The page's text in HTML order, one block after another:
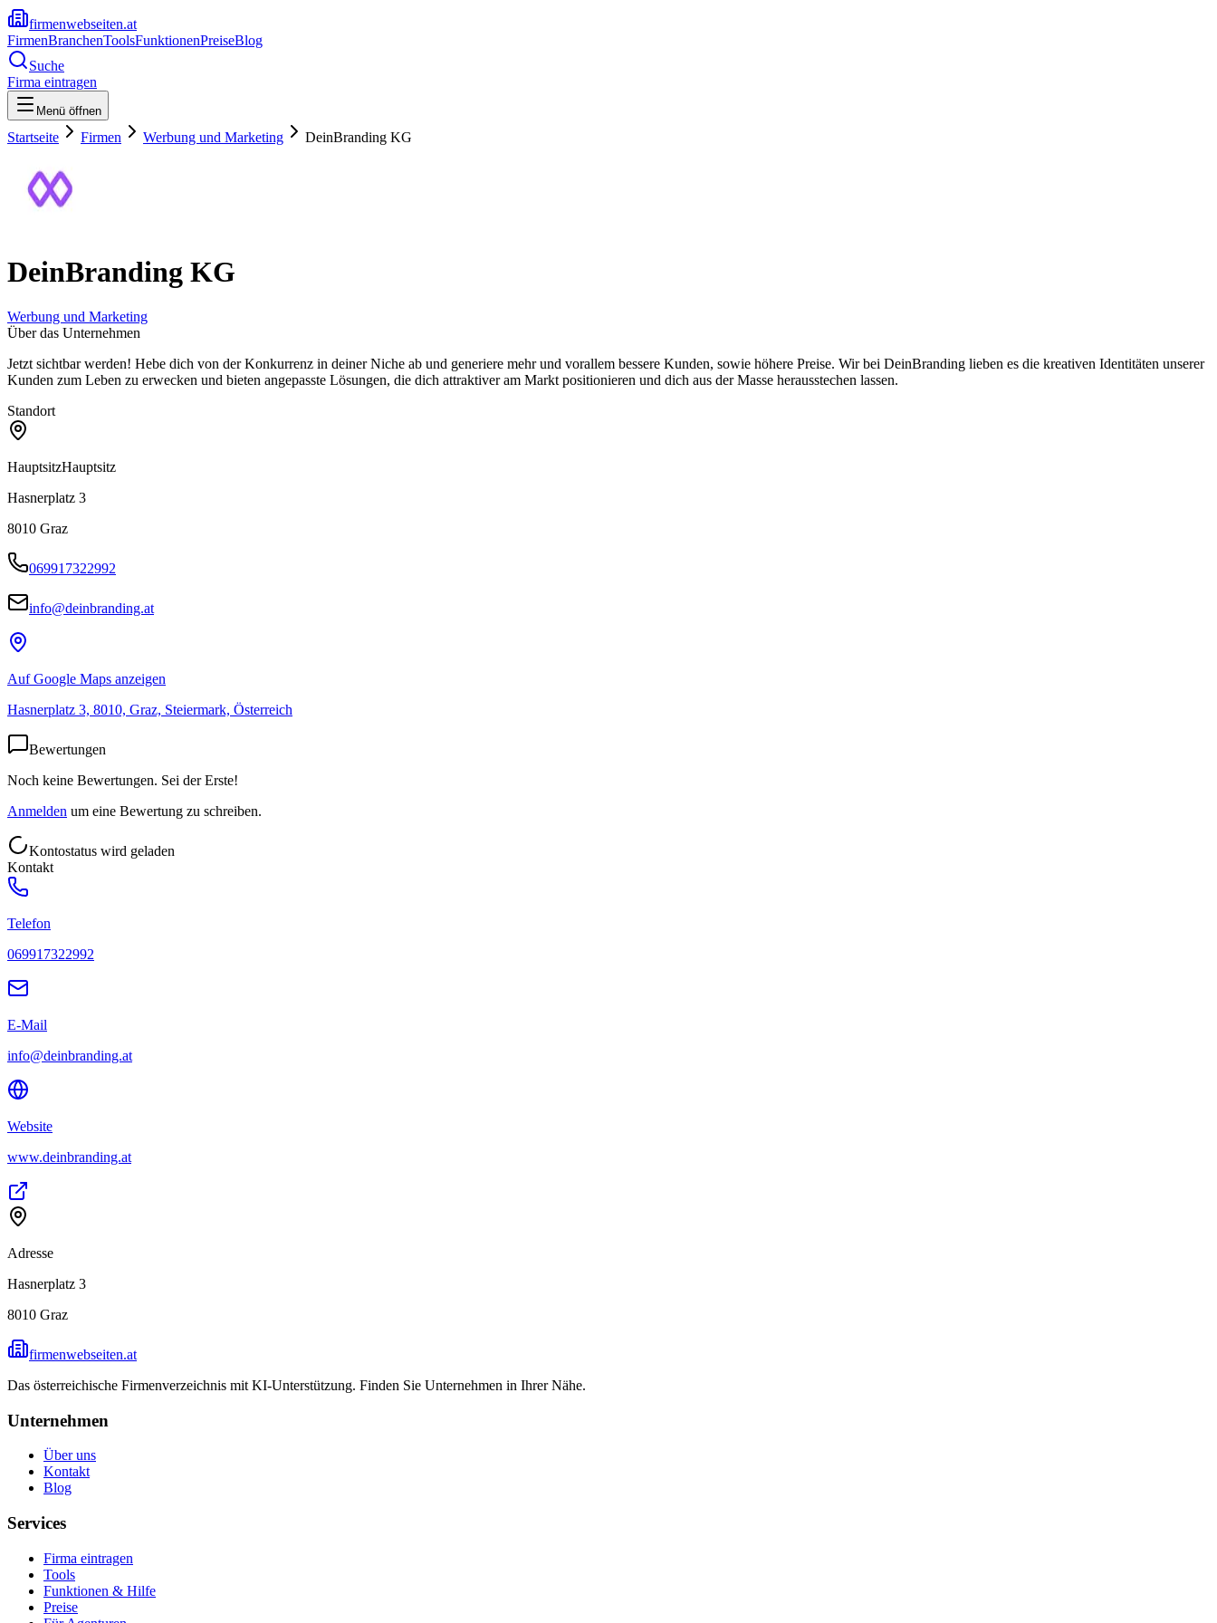
firmenwebseiten.at
FirmenBranchenToolsFunktionenPreiseBlog
Suche
Firma eintragen
Menü öffnen
Startseite Firmen Werbung und Marketing DeinBranding KG
DeinBranding KG
Werbung und Marketing
Über das Unternehmen
Jetzt sichtbar werden! Hebe dich von der Konkurrenz in deiner Niche ab und generiere mehr und vorallem bessere Kunden, sowie höhere Preise. Wir bei DeinBranding lieben es die kreativen Identitäten unserer
Kunden zum Leben zu erwecken und bieten angepasste Lösungen, die dich attraktiver am Markt positionieren und dich aus der Masse herausstechen lassen.
Standort
HauptsitzHauptsitz
Hasnerplatz 3
8010 Graz
069917322992
info@deinbranding.at
Auf Google Maps anzeigen
Hasnerplatz 3, 8010, Graz, Steiermark, Österreich
Bewertungen
Noch keine Bewertungen. Sei der Erste!
Anmelden um eine Bewertung zu schreiben.
Kontostatus wird geladen
Kontakt
Telefon
069917322992
E-Mail
info@deinbranding.at
Website
www.deinbranding.at
Adresse
Hasnerplatz 3
8010 Graz
firmenwebseiten.at
Das österreichische Firmenverzeichnis mit KI-Unterstützung. Finden Sie Unternehmen in Ihrer Nähe.
Unternehmen
Über uns
Kontakt
Blog
Services
Firma eintragen
Tools
Funktionen & Hilfe
Preise